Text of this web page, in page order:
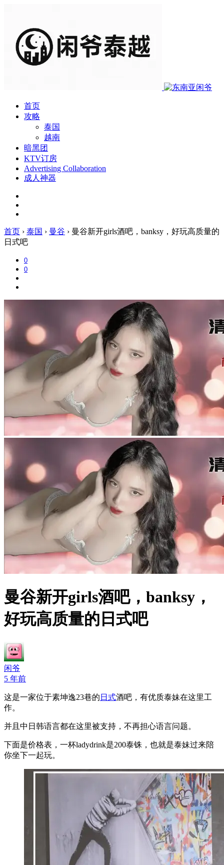
首页
攻略
泰国
越南
暗黑团
KTV订房
Advertising Collaboration
成人神器
首页 › 泰国 › 曼谷 › 曼谷新开girls酒吧，banksy，好玩高质量的
日式吧
0
0
曼谷新开girls酒吧，banksy，
好玩高质量的日式吧
闲爷
5 年前
这是一家位于素坤逸23巷的 日式酒吧，有优质泰妹在这里工
作。
并且中日韩语言都在这里被支持，不再担心语言问题。
下面是价格表，一杯ladydrink是200泰铢，也就是泰妹过来陪
你坐下一起玩。